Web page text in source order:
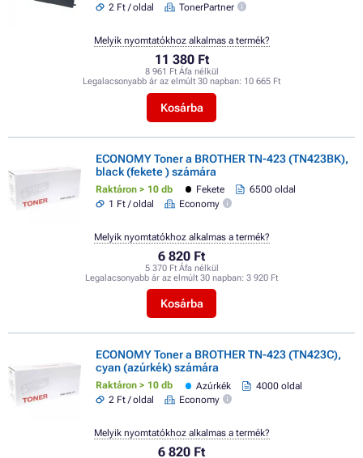
2 Ft / oldal
TonerPartner
11 380 Ft
8 961 Ft Áfa nélkül
Legalacsonyabb ár az elmúlt 30 napban: 10 665 Ft
Kosárba
Melyik nyomtatókhoz alkalmas a termék?
ECONOMY Toner a BROTHER TN-423 (TN423BK),
black (fekete ) számára
Raktáron > 10 db Fekete
6500 oldal
1 Ft / oldal
Economy
6 820 Ft
5 370 Ft Áfa nélkül
Legalacsonyabb ár az elmúlt 30 napban: 3 920 Ft
Kosárba
Melyik nyomtatókhoz alkalmas a termék?
ECONOMY Toner a BROTHER TN-423 (TN423C),
cyan (azúrkék) számára
Raktáron > 10 db Azúrkék
4000 oldal
2 Ft / oldal
Economy
6 820 Ft
Melyik nyomtatókhoz alkalmas a termék?